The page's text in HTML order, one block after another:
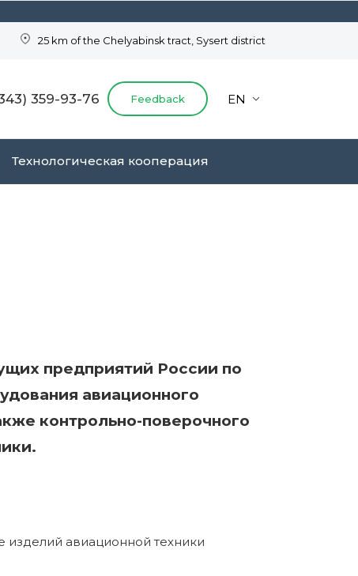
25 km of the Chelyabinsk tract, Sysert district
359-93-76 Feedback EN
Технологическая кооперация
предприятий России по
авиационного
контрольно-поверочного
изделий авиационной техники